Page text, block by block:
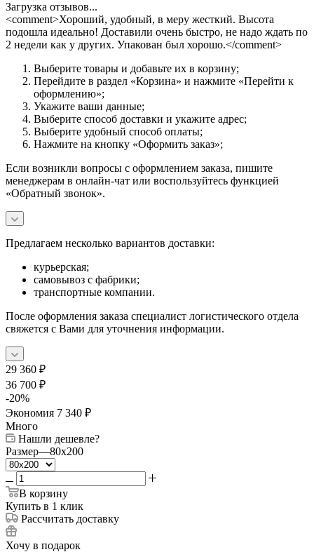
Загрузка отзывов...
<comment>Хороший, удобный, в меру жесткий. Высота
подошла идеально! Доставили очень быстро, не надо ждать по
2 недели как у других. Упакован был хорошо.</comment>
Выберите товары и добавьте их в корзину;
Перейдите в раздел «Корзина» и нажмите «Перейти к
оформлению»;
Укажите ваши данные;
Выберите способ доставки и укажите адрес;
Выберите удобный способ оплаты;
Нажмите на кнопку «Оформить заказ»;
Если возникли вопросы с оформлением заказа, пишите
менеджерам в онлайн-чат или воспользуйтесь функцией
«Обратный звонок».
Предлагаем несколько вариантов доставки:
курьерская;
самовывоз с фабрики;
транспортные компании.
После оформления заказа специалист логистического отдела
свяжется с Вами для уточнения информации.
29 360 ₽
36 700 ₽
-20%
Экономия 7 340 ₽
Много
Нашли дешевле?
Размер—80x200
В корзину
Купить в 1 клик
Рассчитать доставку
Хочу в подарок